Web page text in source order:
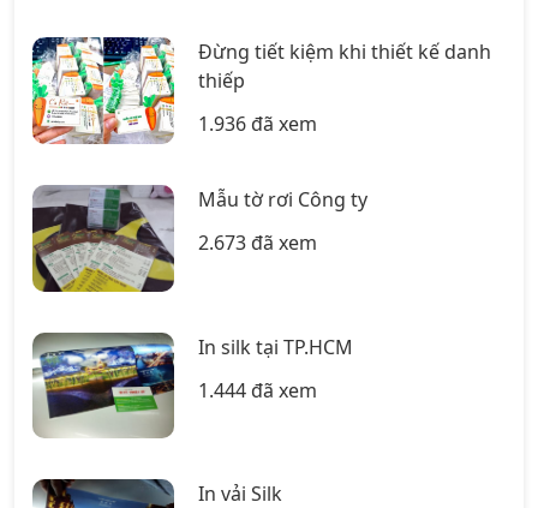
Đừng tiết kiệm khi thiết kế danh
thiếp
1.936 đã xem
Mẫu tờ rơi Công ty
2.673 đã xem
In silk tại TP.HCM
1.444 đã xem
In vải Silk